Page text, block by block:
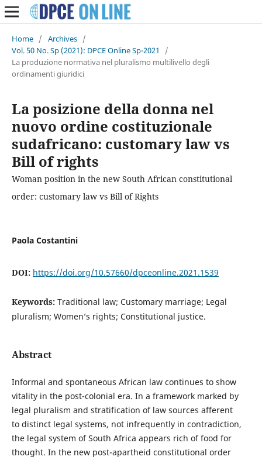
Home / Archives /
Vol. 50 No. Sp (2021): DPCE Online Sp-2021
/
La produzione normativa nel pluralismo multilivello degli
ordinamenti giuridici
La posizione della donna nel
nuovo ordine costituzionale
sudafricano: customary law vs
Bill of rights
Woman position in the new South African constitutional
order: customary law vs Bill of Rights
Paola Costantini
DOI: https://doi.org/10.57660/dpceonline.2021.1539
Keywords: Traditional law; Customary marriage; Legal
pluralism; Women’s rights; Constitutional justice.
Abstract
Informal and spontaneous African law continues to show
vitality in the post-colonial era. In a framework marked by
legal pluralism and stratification of law sources afferent
to distinct legal systems, not infrequently in contradiction,
the legal system of South Africa appears rich of food for
thought. In the new post-apartheid constitutional order